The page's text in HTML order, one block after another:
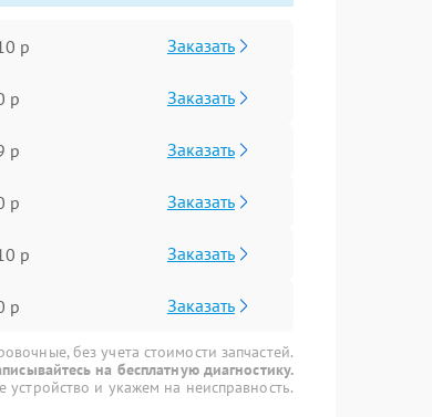
р Заказать
р Заказать
р Заказать
р Заказать
р Заказать
р Заказать
без учета стоимости запчастей.
на бесплатную диагностику.
и укажем на неисправность.